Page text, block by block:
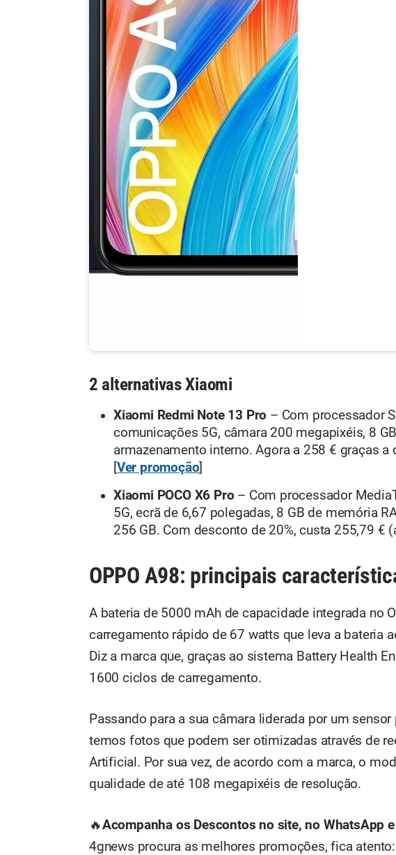
2 alternativas Xiaomi
Xiaomi Redmi Note 13 Pro – Com processador
comunicações 5G, câmara 200 megapixéis, 8
armazenamento interno. Agora a 258 € graças
[Ver promoção]
Xiaomi POCO X6 Pro – Com processador
5G, ecrã de 6,67 polegadas, 8 GB de memória
256 GB. Com desconto de 20%, custa 255,79 €
OPPO A98: principais
A bateria de 5000 mAh de capacidade integrada no
carregamento rápido de 67 watts que leva a bateria
Diz a marca que, graças ao sistema Battery Health
1600 ciclos de carregamento.
Passando para a sua câmara liderada por um
temos fotos que podem ser otimizadas através de
Artificial. Por sua vez, de acordo com a marca, o
qualidade de até 108 megapixéis de resolução.
🔥Acompanha os Descontos no site, no WhatsApp
4gnews procura as melhores promoções, fica atento: